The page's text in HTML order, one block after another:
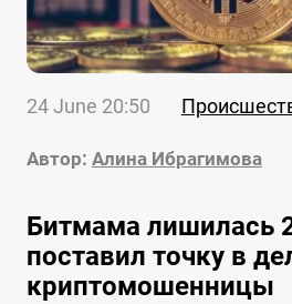
24 June 20:50
Автор: Алина Ибрагимова
Битмама лишилась
поставил точку в
криптомошенницы